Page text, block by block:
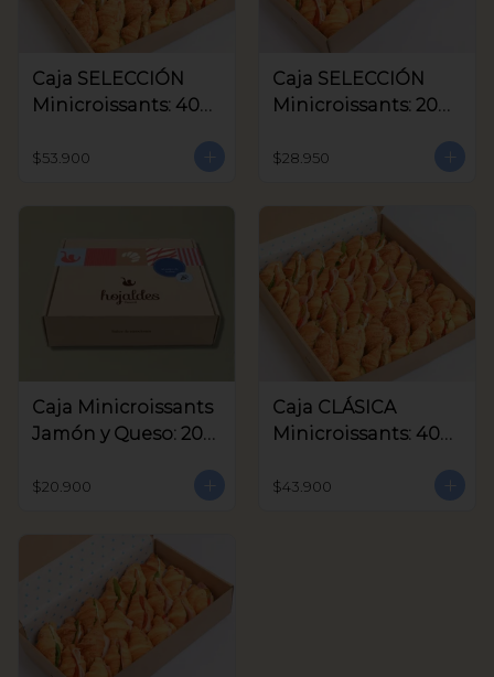
Caja SELECCIÓN
Minicroissants: 40
$53.900
Caja SELECCIÓN
Minicroissants: 20
$28.950
Caja Minicroissants
Jamón y Queso: 20
$20.900
Caja CLÁSICA
Minicroissants: 40
$43.900